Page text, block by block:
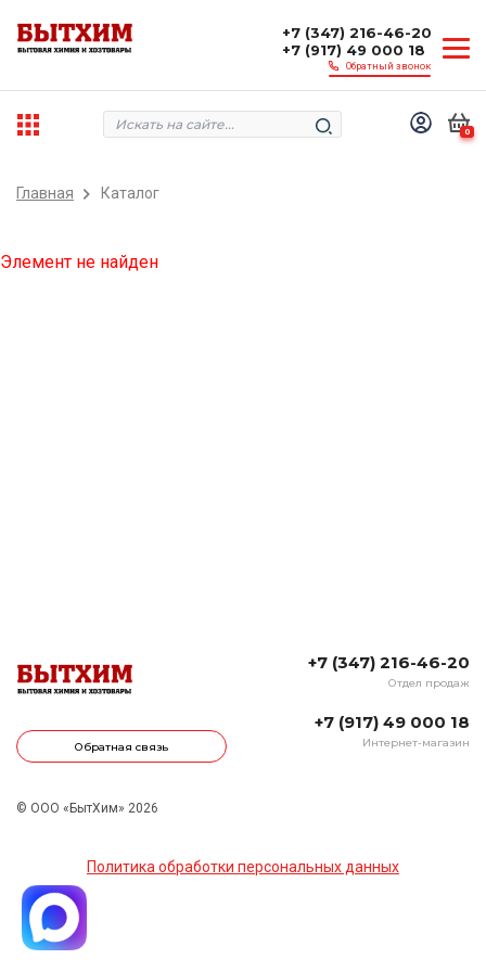
+7 (347) 216-46-20
+7 (917) 49 000 18
Обратный звонок
0
Главная Каталог
Элемент не найден
Обратная связь
+7 (347) 216-46-20
Отдел продаж
+7 (917) 49 000 18
Интернет-магазин
© ООО «БытХим» 2026
Политика обработки персональных данных